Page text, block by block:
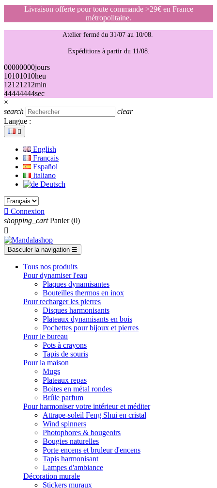
Livraison offerte pour toute commande >29€ en France
métropolitaine.
Atelier fermé du 31/07 au 10/08.
Expéditions à partir du 11/08.
00000000jours
10101010heu
12121212min
44444444sec
×
search
clear
Langue :

English
Français
Español
Italiano
Deutsch
 Connexion
shopping_cart Panier (0)

Basculer la navigation ☰
Tous nos produits
Pour dynamiser l'eau
Plaques dynamisantes
Bouteilles thermos en inox
Pour recharger les pierres
Disques harmonisants
Plateaux dynamisants en bois
Pochettes pour bijoux et pierres
Pour le bureau
Pots à crayons
Tapis de souris
Pour la maison
Mugs
Plateaux repas
Boites en métal rondes
Brûle parfum
Pour harmoniser votre intérieur et méditer
Attrape-soleil Feng Shui en cristal
Wind spinners
Photophores & bougeoirs
Bougies naturelles
Porte encens et bruleur d'encens
Tapis harmonisant
Lampes d'ambiance
Décoration murale
Stickers muraux